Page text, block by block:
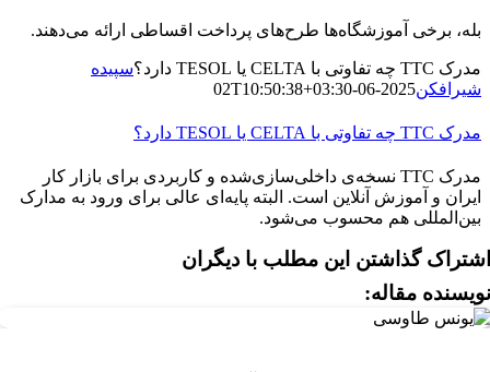
بله، برخی آموزشگاه‌ها طرح‌های پرداخت اقساطی ارائه می‌دهند.
مدرک TTC چه تفاوتی با CELTA یا TESOL دارد؟
سپیده
شیرافکن2025-06-02T10:50:38+03:30
مدرک TTC چه تفاوتی با CELTA یا TESOL دارد؟
مدرک TTC نسخه‌ی داخلی‌سازی‌شده و کاربردی برای بازار کار
ایران و آموزش آنلاین است. البته پایه‌ای عالی برای ورود به مدارک
بین‌المللی هم محسوب می‌شود.
اشتراک گذاشتن این مطلب با دیگران
نویسنده مقاله: